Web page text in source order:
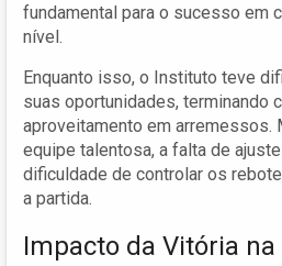
fundamental para o sucesso em
nível.
Enquanto isso, o Instituto teve
suas oportunidades, terminando
aproveitamento em arremessos.
equipe talentosa, a falta de
dificuldade de controlar os
a partida.
Impacto da Vitória